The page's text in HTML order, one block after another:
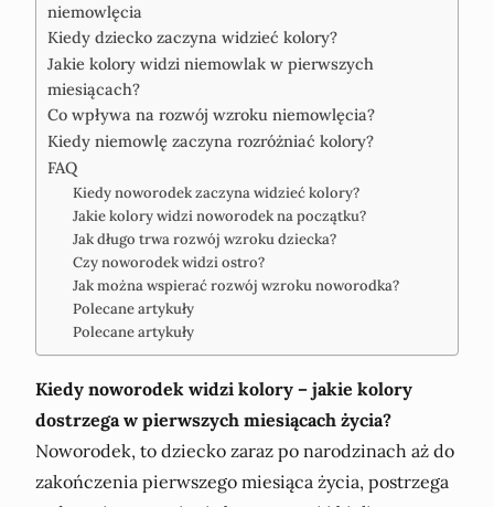
niemowlęcia
Kiedy dziecko zaczyna widzieć kolory?
Jakie kolory widzi niemowlak w pierwszych
miesiącach?
Co wpływa na rozwój wzroku niemowlęcia?
Kiedy niemowlę zaczyna rozróżniać kolory?
FAQ
Kiedy noworodek zaczyna widzieć kolory?
Jakie kolory widzi noworodek na początku?
Jak długo trwa rozwój wzroku dziecka?
Czy noworodek widzi ostro?
Jak można wspierać rozwój wzroku noworodka?
Polecane artykuły
Polecane artykuły
Kiedy noworodek widzi kolory – jakie kolory
dostrzega w pierwszych miesiącach życia?
Noworodek, to dziecko zaraz po narodzinach aż do
zakończenia pierwszego miesiąca życia, postrzega